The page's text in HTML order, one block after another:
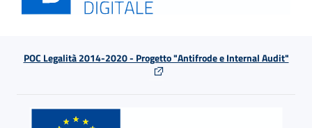
POC Legalità 2014-2020 - Progetto "Antifrode e Internal Audit"